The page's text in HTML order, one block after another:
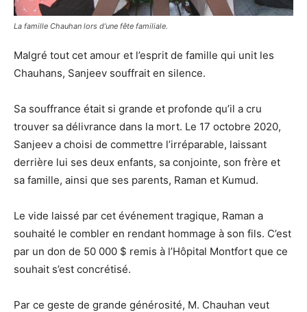
La famille Chauhan lors d’une fête familiale.
Malgré tout cet amour et l’esprit de famille qui unit les
Chauhans, Sanjeev souffrait en silence.
Sa souffrance était si grande et profonde qu’il a cru
trouver sa délivrance dans la mort. Le 17 octobre 2020,
Sanjeev a choisi de commettre l’irréparable, laissant
derrière lui ses deux enfants, sa conjointe, son frère et
sa famille, ainsi que ses parents, Raman et Kumud.
Le vide laissé par cet événement tragique, Raman a
souhaité le combler en rendant hommage à son fils. C’est
par un don de 50 000 $ remis à l’Hôpital Montfort que ce
souhait s’est concrétisé.
Par ce geste de grande générosité, M. Chauhan veut